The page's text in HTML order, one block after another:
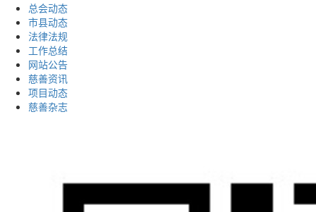
总会动态
市县动态
法律法规
工作总结
网站公告
慈善资讯
项目动态
慈善杂志